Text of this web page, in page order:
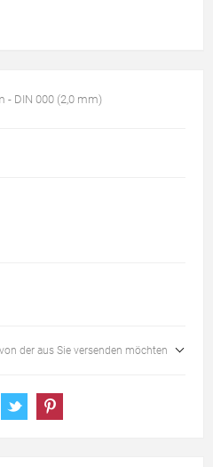
- DIN 000 (2,0 mm)
der aus Sie versenden möchten